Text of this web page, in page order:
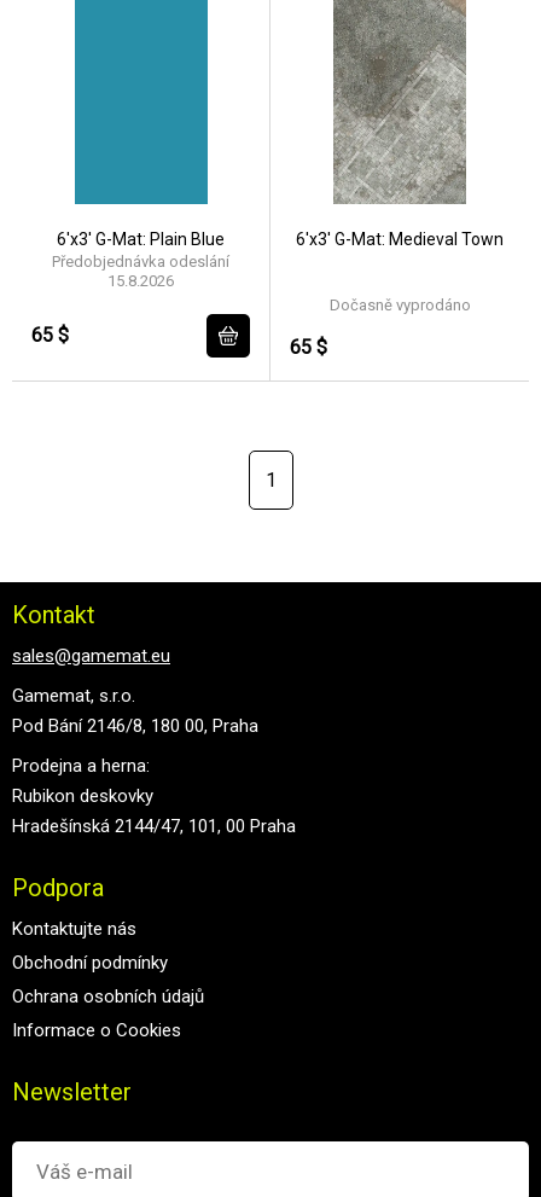
6'x3' G-Mat: Plain Blue
Předobjednávka odeslání
15.8.2026
65 $
6'x3' G-Mat: Medieval Town
Dočasně vyprodáno
65 $
1
Kontakt
sales@gamemat.eu
Gamemat, s.r.o.
Pod Bání 2146/8, 180 00, Praha
Prodejna a herna:
Rubikon deskovky
Hradešínská 2144/47, 101, 00 Praha
Podpora
Kontaktujte nás
Obchodní podmínky
Ochrana osobních údajů
Informace o Cookies
Newsletter